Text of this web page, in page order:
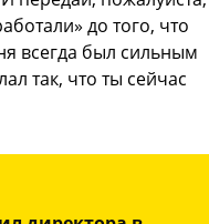
до того, что
всегда был сильным
так, что ты сейчас